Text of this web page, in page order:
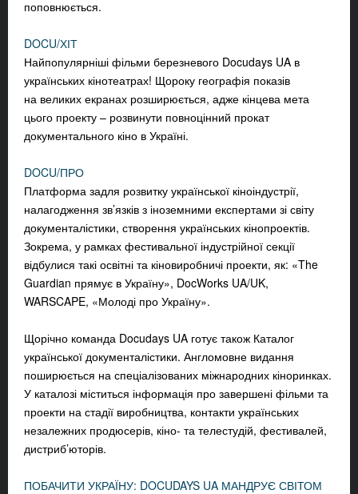
поповнюється.
DOCU/ХІТ
Найпопулярніші фільми березневого Docudays UA в
українських кінотеатрах! Щороку географія показів
на великих екранах розширюється, адже кінцева мета
цього проекту – розвинути повноцінний прокат
документального кіно в Україні.
DOCU/ПРО
Платформа задля розвитку української кіноіндустрії,
налагодження зв’язків з іноземними експертами зі світу
документалістики, створення українських кінопроектів.
Зокрема, у рамках фестивальної індустрійної секції
відбулися такі освітні та кіновиробничі проекти, як: «The
Guardian прямує в Україну», DocWorks UA/UK,
WARSCAPE, «Молоді про Україну».
Щорічно команда Docudays UA готує також Каталог
української документалістики. Англомовне видання
поширюється на спеціалізованих міжнародних кіноринках.
У каталозі міститься інформація про завершені фільми та
проекти на стадії виробництва, контакти українських
незалежних продюсерів, кіно- та телестудій, фестивалей,
дистриб’юторів.
ПОБАЧИТИ УКРАЇНУ: DOCUDAYS UA МАНДРУЄ СВІТОМ